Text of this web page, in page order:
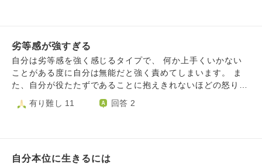
人に迷惑かけずに済みますか？ 友好的になれと言われるで
しょうが死にたくなるので無理です。
忘れるのはどうすればよいですか。よろしくお願いいたしま
す。
劣等感が強すぎる
自分は劣等感を強く感じるタイプで、 何か上手くいかない
ことがある度に自分は無能だと強く責めてしまいます。 ま
た、自分が役たたずであることに抱えきれないほどの怒りが
湧きます。 現在は日記に自分への悪口を何度も何度も書い
たり、自分の身体をあらゆる方法で傷つけることで自制心を
有り難し 11 回答 2
自分本位に生きるには